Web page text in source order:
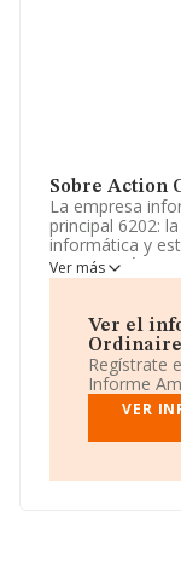
Sobre Action
La empresa
principal 6202:
informática y
servicios
externalización
tecnológicos
Registro
corresponde a
no tiene
La empresa
B45906880, se
la Mancha.
Ver más
Ver el
Ordinaire
Regístrate
Informe
VER